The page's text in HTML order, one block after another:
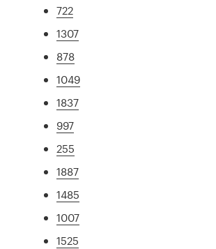
722
1307
878
1049
1837
997
255
1887
1485
1007
1525